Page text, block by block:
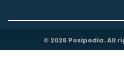
© 2026 Posipedia. All